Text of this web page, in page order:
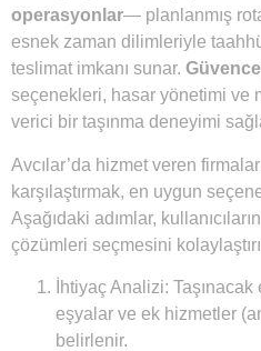
operasyonlar— planlanmış
esnek zaman dilimleriyle
teslimat imkanı sunar.
seçenekleri, hasar yönetimi ve
verici bir taşınma deneyimi
Avcılar’da hizmet veren
karşılaştırmak, en uygun
Aşağıdaki adımlar,
çözümleri seçmesini
İhtiyaç Analizi:
eşyalar ve ek hizmetler
belirlenir.